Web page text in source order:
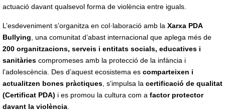
actuació davant qualsevol forma de violència entre iguals.
L’esdeveniment s’organitza en col·laboració amb la Xarxa PDA
Bullying, una comunitat d’abast internacional que aplega més de
200 organitzacions, serveis i entitats socials, educatives i
sanitàries compromeses amb la protecció de la infància i
l’adolescència. Des d’aquest ecosistema es comparteixen i
actualitzen bones pràctiques, s’impulsa la certificació de qualitat
(Certificat PDA) i es promou la cultura com a factor protector
davant la violència.